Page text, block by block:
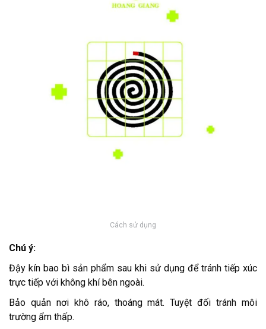
Cách sử dụng
Chú ý:
Đậy kín bao bì sản phẩm sau khi sử dụng để tránh tiếp xúc
trực tiếp với không khí bên ngoài.
Bảo quản nơi khô ráo, thoáng mát. Tuyệt đối tránh môi
trường ẩm thấp.